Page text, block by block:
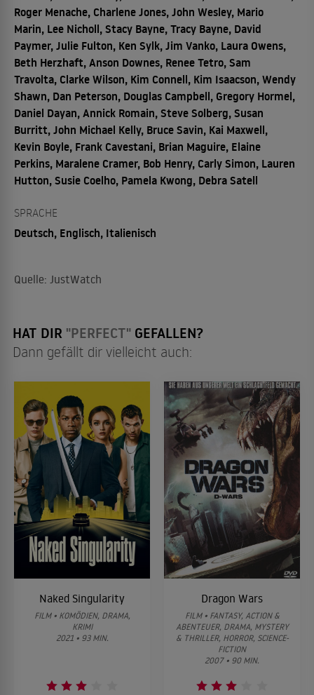
Roger Menache, Charlene Jones, John Wesley, Mario
Marin, Lee Nicholl, Stacy Bayne, Tracy Bayne, David
Paymer, Julie Fulton, Ken Sylk, Jim Vanko, Laura Owens,
Beth Herzhaft, Anson Downes, Renee Tetro, Sam
Travolta, Clarke Wilson, Kim Connell, Kim Isaacson, Wendy
Shawn, Dan Peterson, Douglas Campbell, Gregory Hormel,
Daniel Dayan, Annick Romain, Steve Solberg, Susan
Burritt, John Michael Kelly, Bruce Savin, Kai Maxwell,
Kevin Boyle, Frank Cavestani, Brian Maguire, Elaine
Perkins, Maralene Cramer, Bob Henry, Carly Simon, Lauren
Hutton, Susie Coelho, Pamela Kwong, Debra Satell
SPRACHE
Deutsch, Englisch, Italienisch
Quelle: JustWatch
HAT DIR "PERFECT" GEFALLEN?
Dann gefällt dir vielleicht auch:
Naked Singularity
FILM • KOMÖDIEN, DRAMA,
KRIMI
2021 • 93 MIN.
Dragon Wars
FILM • FANTASY, ACTION &
ABENTEUER, DRAMA, MYSTERY
& THRILLER, HORROR, SCIENCE-
FICTION
2007 • 90 MIN.